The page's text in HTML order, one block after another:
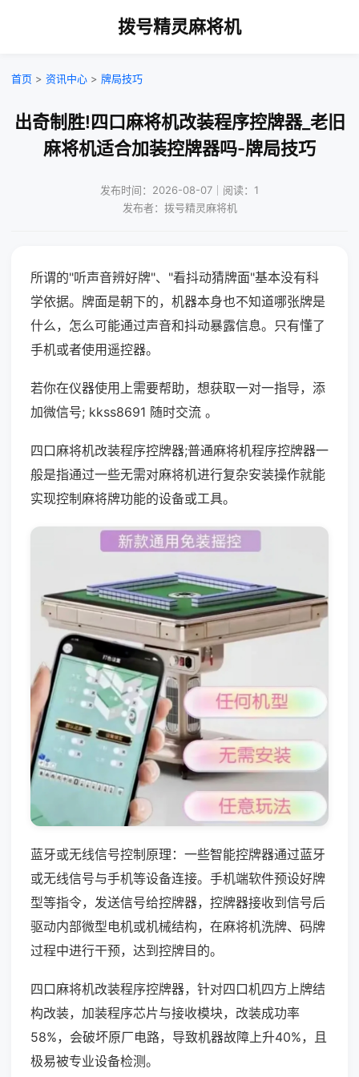
拨号精灵麻将机
首页 > 资讯中心 > 牌局技巧
出奇制胜!四口麻将机改装程序控牌器_老旧
麻将机适合加装控牌器吗-牌局技巧
发布时间：2026-08-07｜阅读：1
发布者：拨号精灵麻将机
所谓的"听声音辨好牌"、"看抖动猜牌面"基本没有科
学依据。牌面是朝下的，机器本身也不知道哪张牌是
什么，怎么可能通过声音和抖动暴露信息。只有懂了
手机或者使用遥控器。
若你在仪器使用上需要帮助，想获取一对一指导，添
加微信号; kkss8691 随时交流 。
四口麻将机改装程序控牌器;普通麻将机程序控牌器一
般是指通过一些无需对麻将机进行复杂安装操作就能
实现控制麻将牌功能的设备或工具。
蓝牙或无线信号控制原理：一些智能控牌器通过蓝牙
或无线信号与手机等设备连接。手机端软件预设好牌
型等指令，发送信号给控牌器，控牌器接收到信号后
驱动内部微型电机或机械结构，在麻将机洗牌、码牌
过程中进行干预，达到控牌目的。
四口麻将机改装程序控牌器，针对四口机四方上牌结
构改装，加装程序芯片与接收模块，改装成功率
58%，会破坏原厂电路，导致机器故障上升40%，且
极易被专业设备检测。